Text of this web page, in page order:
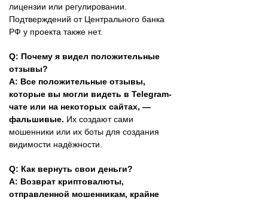
лицензии или регулировании.
Подтверждений от Центрального банка
РФ у проекта также нет.
Q: Почему я видел положительные
отзывы?
A: Все положительные отзывы,
которые вы могли видеть в Telegram-
чате или на некоторых сайтах, —
фальшивые. Их создают сами
мошенники или их боты для создания
видимости надёжности.
Q: Как вернуть свои деньги?
A: Возврат криптовалюты,
отправленной мошенникам, крайне